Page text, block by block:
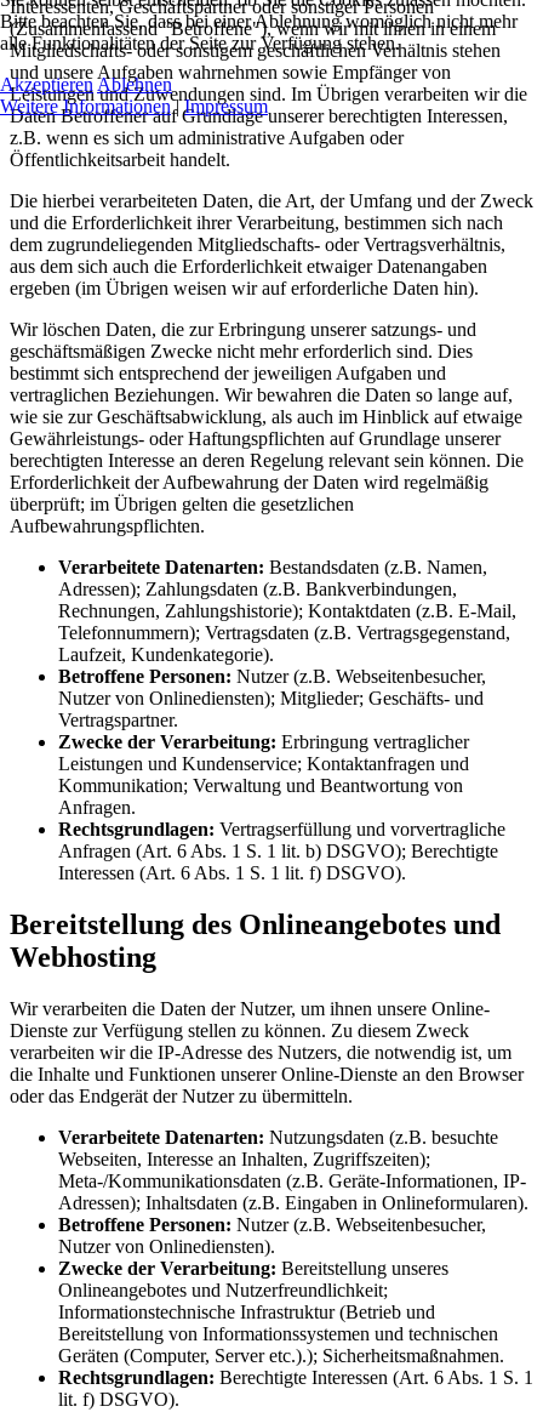
Interessenten, Geschäftspartner oder sonstiger Personen
(Zusammenfassend "Betroffene"), wenn wir mit ihnen in einem
Mitgliedschafts- oder sonstigem geschäftlichen Verhältnis stehen
und unsere Aufgaben wahrnehmen sowie Empfänger von
Leistungen und Zuwendungen sind. Im Übrigen verarbeiten wir die
Daten Betroffener auf Grundlage unserer berechtigten Interessen,
z.B. wenn es sich um administrative Aufgaben oder
Öffentlichkeitsarbeit handelt.
Die hierbei verarbeiteten Daten, die Art, der Umfang und der Zweck
und die Erforderlichkeit ihrer Verarbeitung, bestimmen sich nach
dem zugrundeliegenden Mitgliedschafts- oder Vertragsverhältnis,
aus dem sich auch die Erforderlichkeit etwaiger Datenangaben
ergeben (im Übrigen weisen wir auf erforderliche Daten hin).
Wir löschen Daten, die zur Erbringung unserer satzungs- und
geschäftsmäßigen Zwecke nicht mehr erforderlich sind. Dies
bestimmt sich entsprechend der jeweiligen Aufgaben und
vertraglichen Beziehungen. Wir bewahren die Daten so lange auf,
wie sie zur Geschäftsabwicklung, als auch im Hinblick auf etwaige
Gewährleistungs- oder Haftungspflichten auf Grundlage unserer
berechtigten Interesse an deren Regelung relevant sein können. Die
Erforderlichkeit der Aufbewahrung der Daten wird regelmäßig
überprüft; im Übrigen gelten die gesetzlichen
Aufbewahrungspflichten.
Verarbeitete Datenarten: Bestandsdaten (z.B. Namen,
Adressen); Zahlungsdaten (z.B. Bankverbindungen,
Rechnungen, Zahlungshistorie); Kontaktdaten (z.B. E-Mail,
Telefonnummern); Vertragsdaten (z.B. Vertragsgegenstand,
Laufzeit, Kundenkategorie).
Betroffene Personen: Nutzer (z.B. Webseitenbesucher,
Nutzer von Onlinediensten); Mitglieder; Geschäfts- und
Vertragspartner.
Zwecke der Verarbeitung: Erbringung vertraglicher
Leistungen und Kundenservice; Kontaktanfragen und
Kommunikation; Verwaltung und Beantwortung von
Anfragen.
Rechtsgrundlagen: Vertragserfüllung und vorvertragliche
Anfragen (Art. 6 Abs. 1 S. 1 lit. b) DSGVO); Berechtigte
Interessen (Art. 6 Abs. 1 S. 1 lit. f) DSGVO).
Bereitstellung des Onlineangebotes und
Webhosting
Wir verarbeiten die Daten der Nutzer, um ihnen unsere Online-
Dienste zur Verfügung stellen zu können. Zu diesem Zweck
verarbeiten wir die IP-Adresse des Nutzers, die notwendig ist, um
die Inhalte und Funktionen unserer Online-Dienste an den Browser
oder das Endgerät der Nutzer zu übermitteln.
Verarbeitete Datenarten: Nutzungsdaten (z.B. besuchte
Webseiten, Interesse an Inhalten, Zugriffszeiten);
Meta-/Kommunikationsdaten (z.B. Geräte-Informationen, IP-
Adressen); Inhaltsdaten (z.B. Eingaben in Onlineformularen).
Betroffene Personen: Nutzer (z.B. Webseitenbesucher,
Nutzer von Onlinediensten).
Zwecke der Verarbeitung: Bereitstellung unseres
Onlineangebotes und Nutzerfreundlichkeit;
Informationstechnische Infrastruktur (Betrieb und
Bereitstellung von Informationssystemen und technischen
Geräten (Computer, Server etc.).); Sicherheitsmaßnahmen.
Rechtsgrundlagen: Berechtigte Interessen (Art. 6 Abs. 1 S. 1
lit. f) DSGVO).
Bitte beachten Sie, dass bei einer Ablehnung womöglich nicht mehr
alle Funktionalitäten der Seite zur Verfügung stehen.
AkzeptierenAblehnen
Weitere Informationen|Impressum